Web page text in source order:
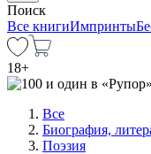
Поиск
Все книгиИмпринты
18+
Все
Биография,
Поэзия